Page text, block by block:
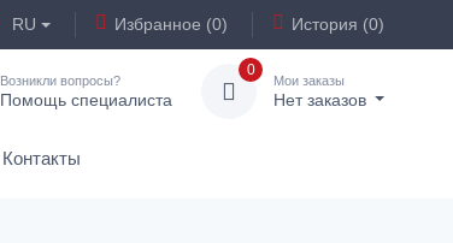
RU Избранное (0) История (0)
Возникли вопросы?
Помощь специалиста
0
Мои заказы
Нет заказов
Контакты